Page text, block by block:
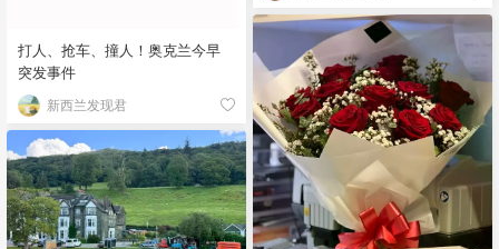
打人、抢车、撞人！奥克兰今早
突发事件
新西兰发现君